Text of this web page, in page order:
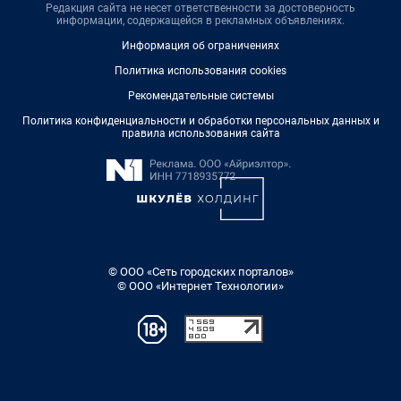
Редакция сайта не несет ответственности за достоверность
информации, содержащейся в рекламных объявлениях.
Информация об ограничениях
Политика использования cookies
Рекомендательные системы
Политика конфиденциальности и обработки персональных данных и
правила использования сайта
© ООО «Сеть городских порталов»
© ООО «Интернет Технологии»